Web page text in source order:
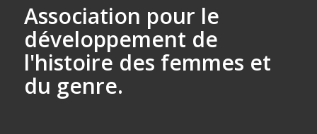
Association pour le
développement de
l'histoire des femmes et
du genre.